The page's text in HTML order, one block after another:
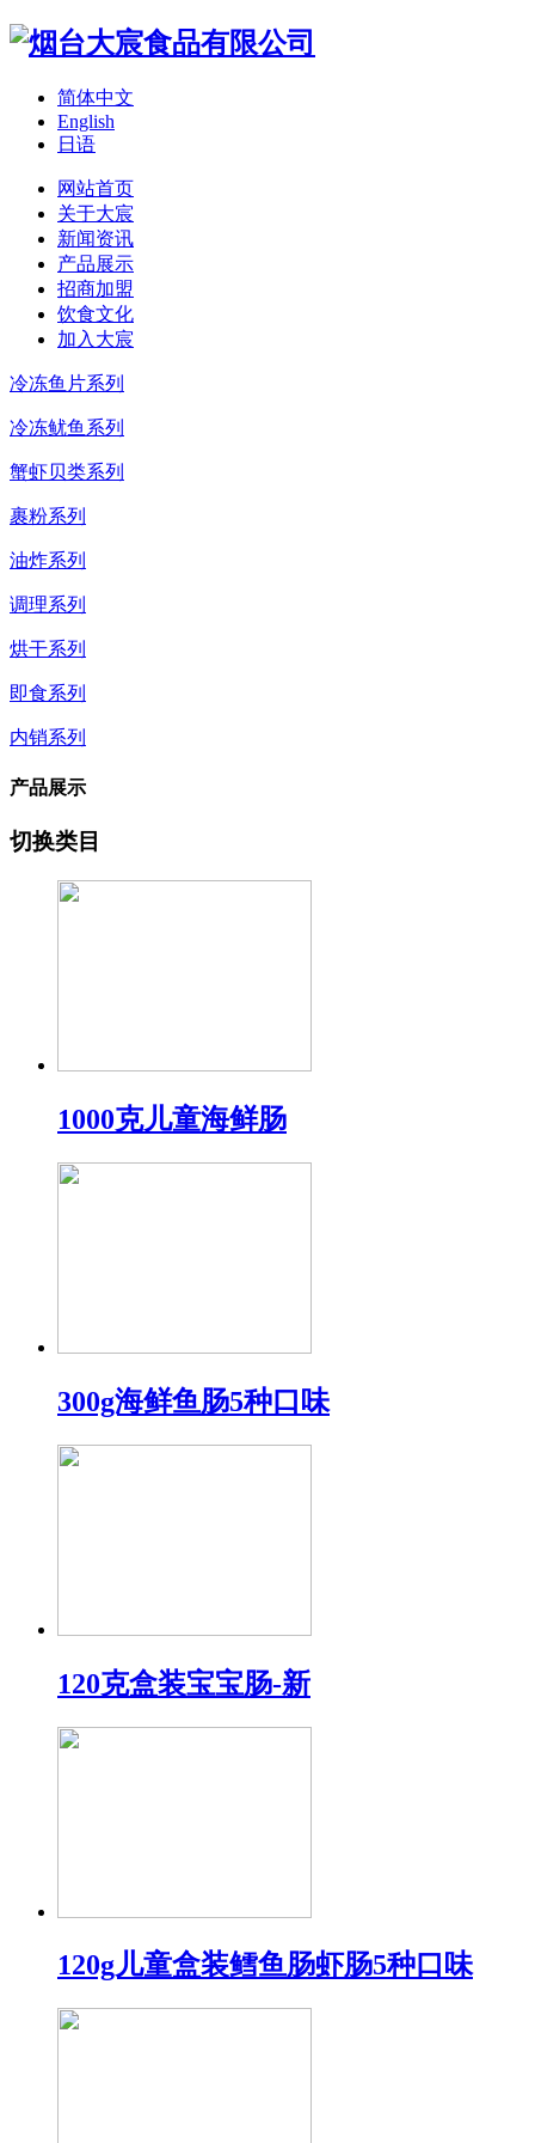
简体中文
English
日语
网站首页
关于大宸
新闻资讯
产品展示
招商加盟
饮食文化
加入大宸
冷冻鱼片系列
冷冻鱿鱼系列
蟹虾贝类系列
裹粉系列
油炸系列
调理系列
烘干系列
即食系列
内销系列
产品展示
切换类目
1000克儿童海鲜肠
300g海鲜鱼肠5种口味
120克盒装宝宝肠-新
120g儿童盒装鳕鱼肠虾肠5种口味